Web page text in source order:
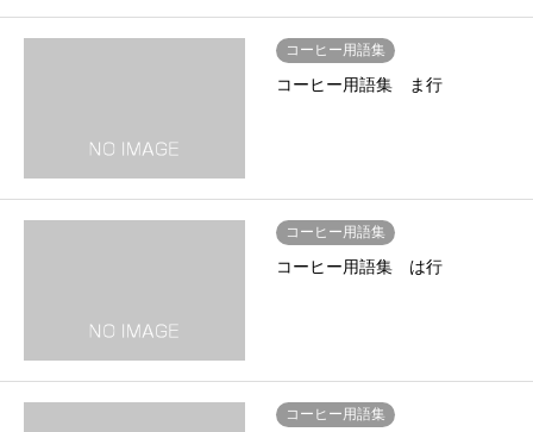
コーヒー用語集
コーヒー用語集 ま行
コーヒー用語集
コーヒー用語集 は行
コーヒー用語集